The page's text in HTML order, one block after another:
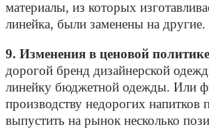
материалы, из которых
линейка, были заменены на другие.
9. Изменения в ценовой
дорогой бренд дизайнерской
линейку бюджетной одежды. Или
производству недорогих напитков
выпустить на рынок несколько